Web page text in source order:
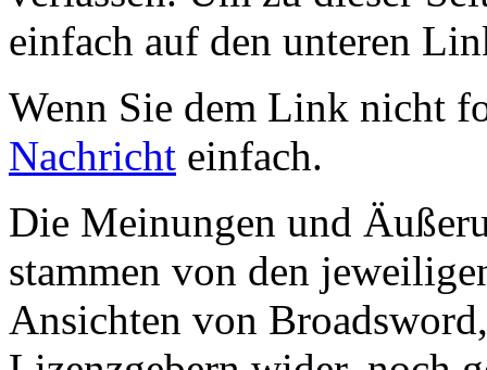
einfach auf den unteren
Wenn Sie dem Link nicht
Nachricht einfach.
Die Meinungen und
stammen von den
Ansichten von